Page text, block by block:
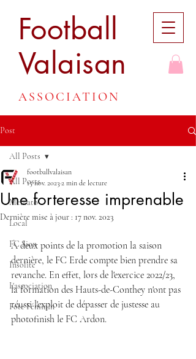
Football
Valaisan
ASSOCIATION
Post
All Posts
Mercato
Local
FC Sion
Insolite
L'association
Fote Féminin
All Posts
Une forteresse imprenable
footballvalaisan
15 nov. 2023 2 min de lecture
Dernière mise à jour : 17 nov. 2023
À deux points de la promotion la saison
dernière, le FC Erde compte bien prendre sa
revanche. En effet, lors de l'exercice 2022/23,
la formation des Hauts-de-Conthey n'ont pas
réussi l'exploit de dépasser de justesse au
photofinish le FC Ardon.